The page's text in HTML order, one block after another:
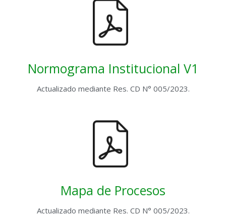
Normograma Institucional V1
Actualizado mediante Res. CD N° 005/2023.
Mapa de Procesos
Actualizado mediante Res. CD N° 005/2023.